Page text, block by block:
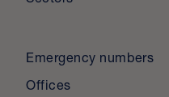
Emergency numbers
Offices